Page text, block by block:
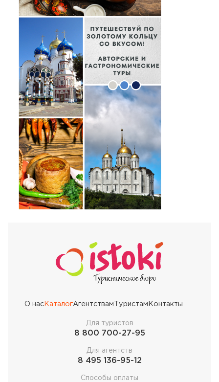
О насКаталогАгентствам Туристам Контакты
Для туристов
8 800 700-27-95
Для агентств
8 495 136-95-12
Способы оплаты